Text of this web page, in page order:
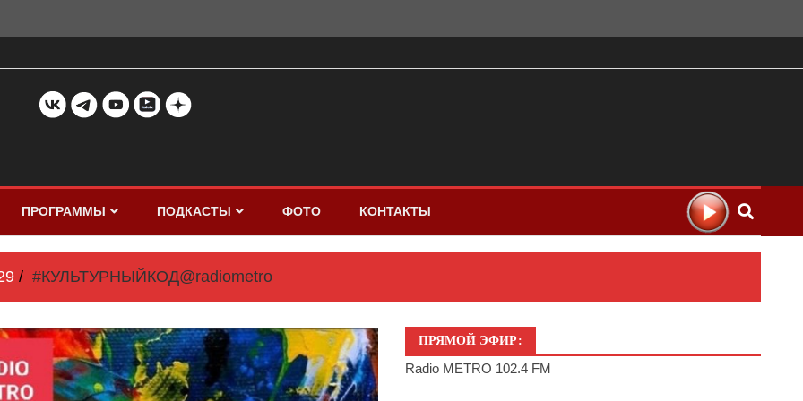
ПРОГРАММЫ ПОДКАСТЫ ФОТО КОНТАКТЫ
#КУЛЬТУРНЫЙКОД@radiometro
ПРЯМОЙ ЭФИР:
Radio METRO 102.4 FM